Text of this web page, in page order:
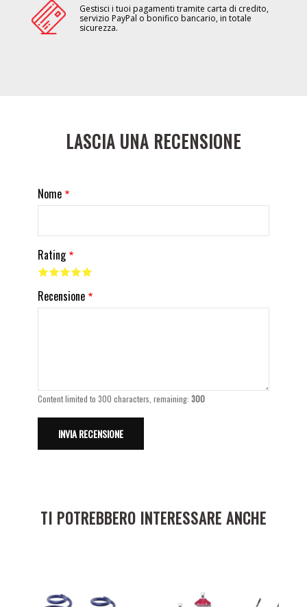
Gestisci i tuoi pagamenti tramite carta di credito,
servizio PayPal o bonifico bancario, in totale
sicurezza.
LASCIA UNA RECENSIONE
Nome
Rating
Recensione
Content limited to 300 characters, remaining:300
TI POTREBBERO INTERESSARE ANCHE